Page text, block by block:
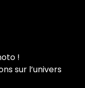
!
sur l’univers